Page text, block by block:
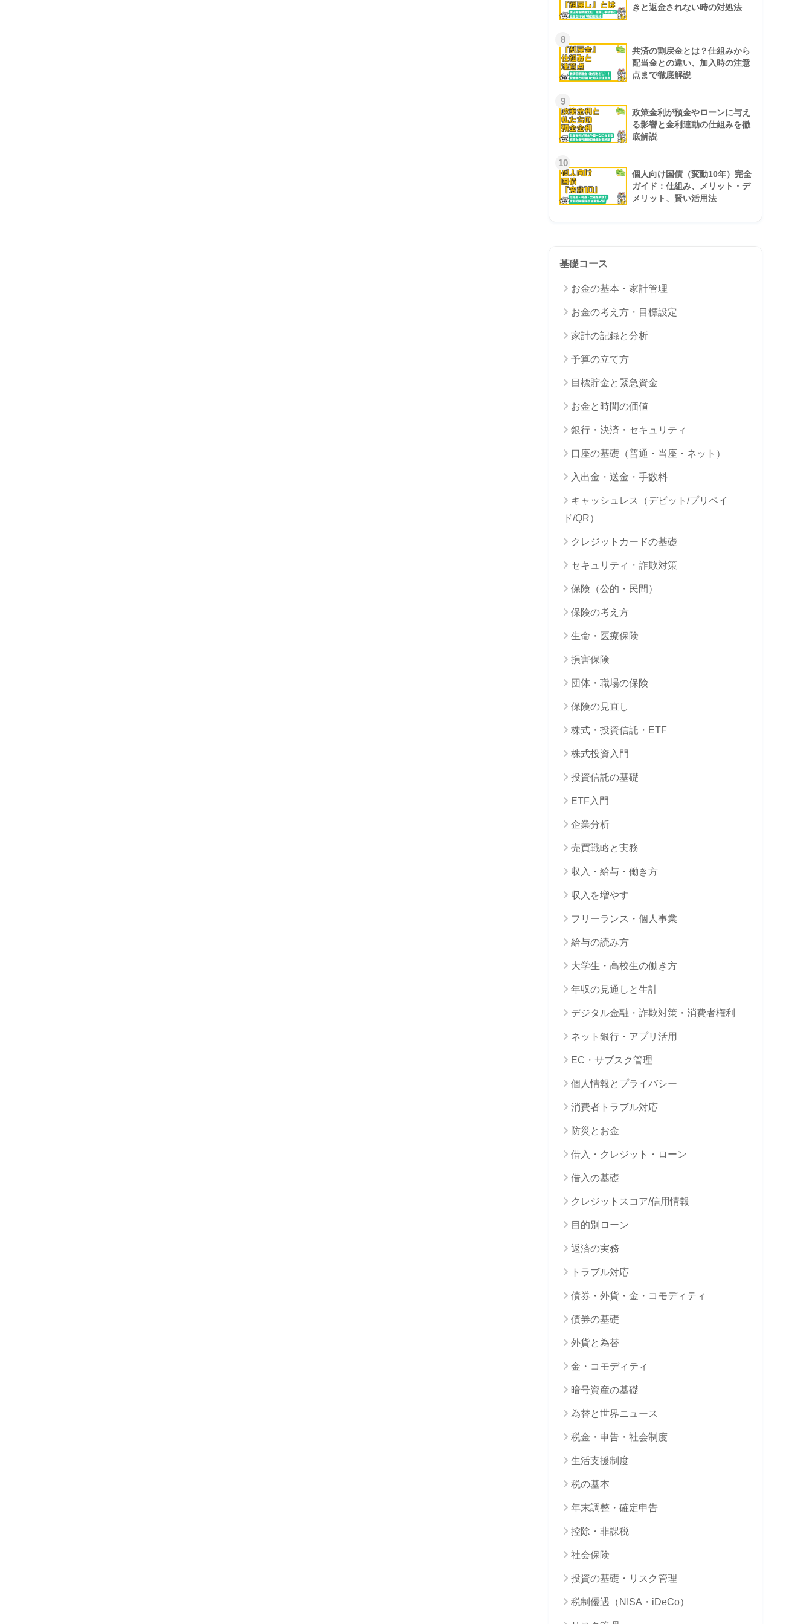
きと返金されない時の対処法
8
共済の割戻金とは？仕組みから
配当金との違い、加入時の注意
点まで徹底解説
9
政策金利が預金やローンに与え
る影響と金利連動の仕組みを徹
底解説
10
個人向け国債（変動10年）完全
ガイド：仕組み、メリット・デ
メリット、賢い活用法
基礎コース
お金の基本・家計管理
お金の考え方・目標設定
家計の記録と分析
予算の立て方
目標貯金と緊急資金
お金と時間の価値
銀行・決済・セキュリティ
口座の基礎（普通・当座・ネット）
入出金・送金・手数料
キャッシュレス（デビット/プリペイ
ド/QR）
クレジットカードの基礎
セキュリティ・詐欺対策
保険（公的・民間）
保険の考え方
生命・医療保険
損害保険
団体・職場の保険
保険の見直し
株式・投資信託・ETF
株式投資入門
投資信託の基礎
ETF入門
企業分析
売買戦略と実務
収入・給与・働き方
収入を増やす
フリーランス・個人事業
給与の読み方
大学生・高校生の働き方
年収の見通しと生計
デジタル金融・詐欺対策・消費者権利
ネット銀行・アプリ活用
EC・サブスク管理
個人情報とプライバシー
消費者トラブル対応
防災とお金
借入・クレジット・ローン
借入の基礎
クレジットスコア/信用情報
目的別ローン
返済の実務
トラブル対応
債券・外貨・金・コモディティ
債券の基礎
外貨と為替
金・コモディティ
暗号資産の基礎
為替と世界ニュース
税金・申告・社会制度
生活支援制度
税の基本
年末調整・確定申告
控除・非課税
社会保険
投資の基礎・リスク管理
税制優遇（NISA・iDeCo）